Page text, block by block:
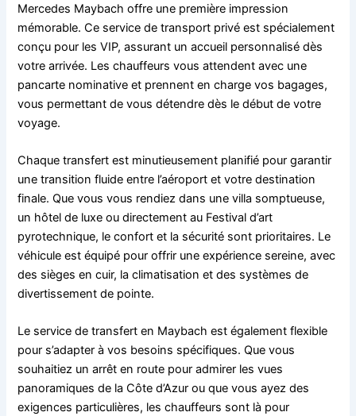
Mercedes Maybach offre une première impression
mémorable. Ce service de transport privé est spécialement
conçu pour les VIP, assurant un accueil personnalisé dès
votre arrivée. Les chauffeurs vous attendent avec une
pancarte nominative et prennent en charge vos bagages,
vous permettant de vous détendre dès le début de votre
voyage.
Chaque transfert est minutieusement planifié pour garantir
une transition fluide entre l’aéroport et votre destination
finale. Que vous vous rendiez dans une villa somptueuse,
un hôtel de luxe ou directement au Festival d’art
pyrotechnique, le confort et la sécurité sont prioritaires. Le
véhicule est équipé pour offrir une expérience sereine, avec
des sièges en cuir, la climatisation et des systèmes de
divertissement de pointe.
Le service de transfert en Maybach est également flexible
pour s’adapter à vos besoins spécifiques. Que vous
souhaitiez un arrêt en route pour admirer les vues
panoramiques de la Côte d’Azur ou que vous ayez des
exigences particulières, les chauffeurs sont là pour